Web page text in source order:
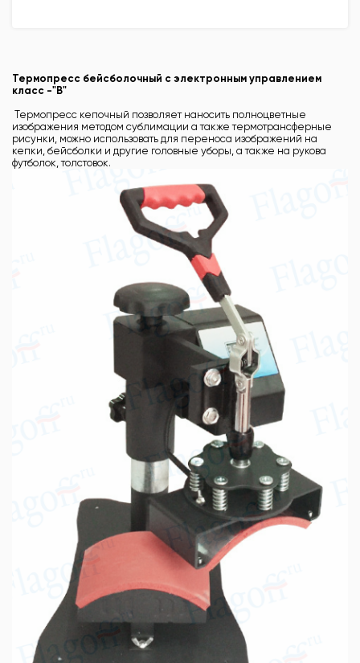
Термопресс бейсболочный с электронным управлением
класс -"В"
Термопресс кепочный позволяет наносить полноцветные
изображения методом сублимации а также термотрансферные
рисунки, можно использовать для переноса изображений на
кепки, бейсболки и другие головные уборы, а также на рукова
футболок, толстовок.